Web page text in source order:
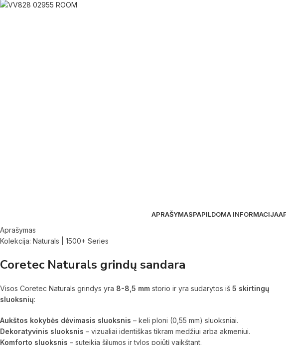
APRAŠYMASPAPILDOMA INFORMACIJA
Aprašymas
Kolekcija: Naturals | 1500+ Series
Coretec Naturals grindų sandara
Visos Coretec Naturals grindys yra 8-8,5 mm storio ir yra sudarytos iš 5 skirtingų
sluoksnių:
Aukštos kokybės dėvimasis sluoksnis – keli ploni (0,55 mm) sluoksniai.
Dekoratyvinis sluoksnis – vizualiai identiškas tikram medžiui arba akmeniui.
Komforto sluoksnis – suteikia šilumos ir tylos pojūtį vaikštant.